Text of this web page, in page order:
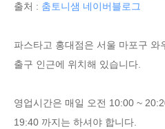
출처 : 춤토니샘 네이버블로그
파스타고 홍대점은 서울 마포구
출구 인근에 위치해 있습니다.
영업시간은 매일 오전 10:00 ~
19:40 까지는 하셔야 합니다.